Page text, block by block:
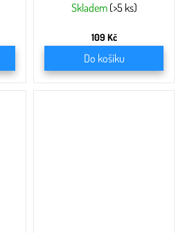
Skladem (>5 ks)
109 Kč
Do košíku